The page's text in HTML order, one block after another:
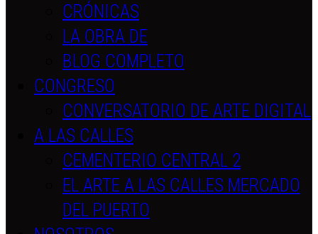
CRÓNICAS
LA OBRA DE
BLOG COMPLETO
CONGRESO
CONVERSATORIO DE ARTE DIGITAL
A LAS CALLES
CEMENTERIO CENTRAL 2
EL ARTE A LAS CALLES MERCADO
DEL PUERTO